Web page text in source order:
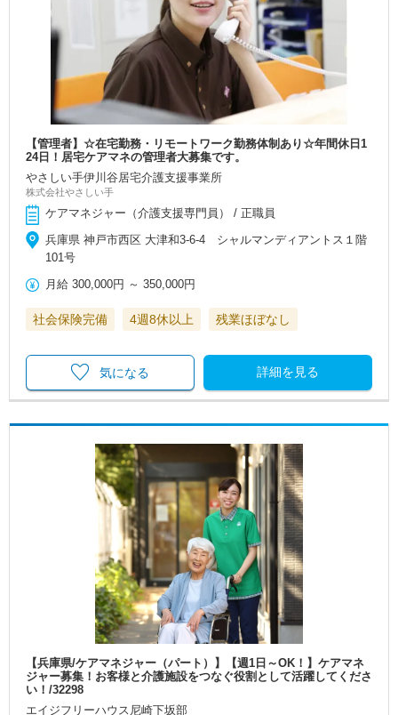
【管理者】☆在宅勤務・リモートワーク勤務体制あり☆年間休日1
24日！居宅ケアマネの管理者大募集です。
やさしい手伊川谷居宅介護支援事業所
株式会社やさしい手
ケアマネジャー（介護支援専門員） / 正職員
兵庫県 神戸市西区 大津和3-6-4 シャルマンディアントス１階
101号
月給 300,000円 ～350,000円
社会保険完備 4週8休以上 残業ほぼなし
詳細を見る
気になる
【兵庫県/ケアマネジャー（パート）】【週1日～OK！】ケアマネ
ジャー募集！お客様と介護施設をつなぐ役割として活躍してくださ
い！/32298
エイジフリーハウス尼崎下坂部